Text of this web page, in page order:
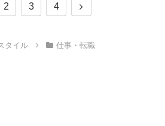
2 3 4
次
タイル 仕事・転職